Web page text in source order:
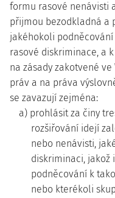
formu rasové nenávisti
přijmou bezodkladná a
jakéhokoli
rasové diskriminace, a
na zásady zakotvené
práv a na práva
se zavazují zejména:
a) prohlásit za činy
rozšiřování idejí
nebo nenávisti,
diskriminaci, jakož
podněcování k
nebo kterékoli